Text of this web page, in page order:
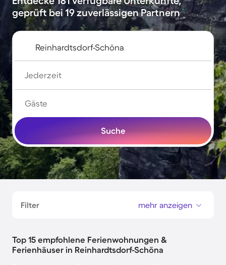
geprüft bei 19 zuverlässigen Partnern
Jederzeit
Gäste
Suche
Filter mehr anzeigen
Top 15 empfohlene Ferienwohnungen &
Ferienhäuser in Reinhardtsdorf-Schöna